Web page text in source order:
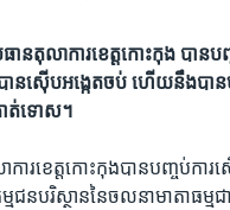
ន​តុលាការ​ខេត្ត​កោះកុង​ បាន​បញ្
ន​ស៊ើប​អង្កេត​ចប់​ ហើយ​នឹង​បាន​
កាត់ទោស។
ការ​ខេត្ត​កោះកុង​បាន​បញ្ចប់​កា
ជន​បរិស្ថាន​នៃ​ចលនា​មាតា​ធម្